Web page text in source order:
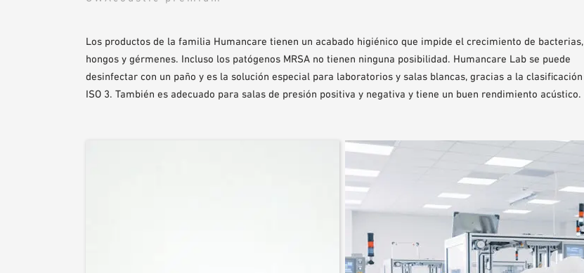
Los productos de la familia Humancare tienen un acabado higiénico que impide el crecimiento de bacterias,
hongos y gérmenes. Incluso los patógenos MRSA no tienen ninguna posibilidad. Humancare Lab se puede
desinfectar con un paño y es la solución especial para laboratorios y salas blancas, gracias a la clasificación
ISO 3. También es adecuado para salas de presión positiva y negativa y tiene un buen rendimiento acústico.